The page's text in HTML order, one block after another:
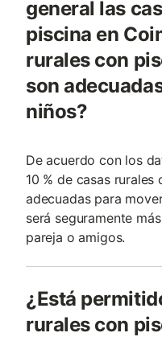
general las
piscina en
rurales con
son
niños?
De acuerdo con los
10 % de casas
adecuadas para
será seguramente
pareja o amigos.
¿Está
rurales con